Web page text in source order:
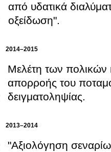
από υδατικά
οξείδωση".
2014–2015
Μελέτη των
απορροής του
δειγματοληψίας.
2013–2014
"Αξιολόγηση